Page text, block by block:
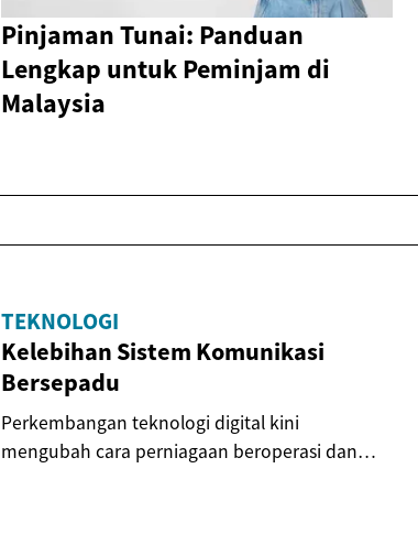
Pinjaman Tunai: Panduan
Lengkap untuk Peminjam di
Malaysia
TEKNOLOGI
Kelebihan Sistem Komunikasi
Bersepadu
Perkembangan teknologi digital kini
mengubah cara perniagaan beroperasi dan